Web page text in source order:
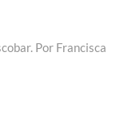
Por Francisca